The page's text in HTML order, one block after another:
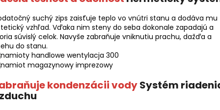
suchý zips zaisťuje teplo vo vnútri stanu a dodáva mu
vzhľad. Vďaka nim steny do seba dokonale zapadajú a
súvislý celok. Navyše zabraňuje vniknutiu prachu, dažďa a
do stanu.
kondenzácii vodySystém